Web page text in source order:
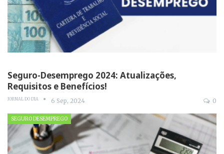
Seguro-Desemprego 2024: Atualizações,
Requisitos e Benefícios!
JORNAL DO DIA 6 Sep, 2024 0
SEGURO DESEMPREGO